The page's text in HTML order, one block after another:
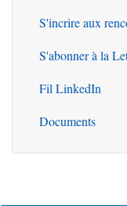
S'incrire aux
S'abonner à la
Fil LinkedIn
Documents